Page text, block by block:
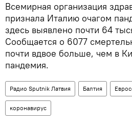
Всемирная организация
признала Италию очагом
здесь выявлено почти 64
Сообщается о 6077
почти вдвое больше, чем в
пандемия.
Радио Sputnik Латвия Балтия
коронавирус